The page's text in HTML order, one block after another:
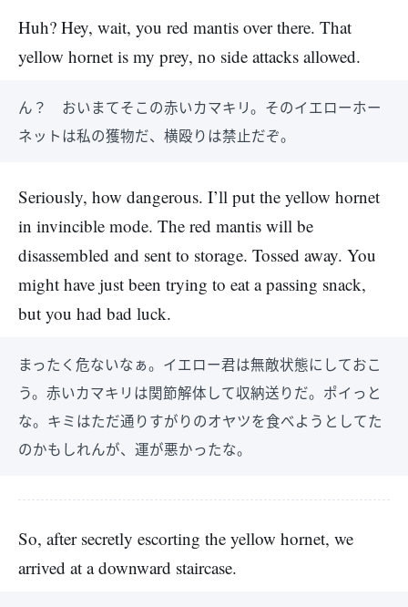
Huh? Hey, wait, you red mantis over there. That
yellow hornet is my prey, no side attacks allowed.
ん？ おいまてそこの赤いカマキリ。そのイエローホー
ネットは私の獲物だ、横殴りは禁止だぞ。
Seriously, how dangerous. I’ll put the yellow hornet
in invincible mode. The red mantis will be
disassembled and sent to storage. Tossed away. You
might have just been trying to eat a passing snack,
but you had bad luck.
まったく危ないなぁ。イエロー君は無敵状態にしておこ
う。赤いカマキリは関節解体して収納送りだ。ポイっと
な。キミはただ通りすがりのオヤツを食べようとしてた
のかもしれんが、運が悪かったな。
So, after secretly escorting the yellow hornet, we
arrived at a downward staircase.